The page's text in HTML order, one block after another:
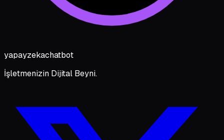
yapayzekachatbot
İşletmenizin Dijital Beyni.